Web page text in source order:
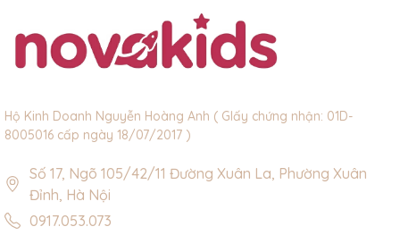
Hộ Kinh Doanh Nguyễn Hoàng Anh ( GIấy chứng nhận: 01D-
8005016 cấp ngày 18/07/2017 )
Số 17, Ngõ 105/42/11 Đường Xuân La, Phường Xuân
Đỉnh, Hà Nội
0917.053.073